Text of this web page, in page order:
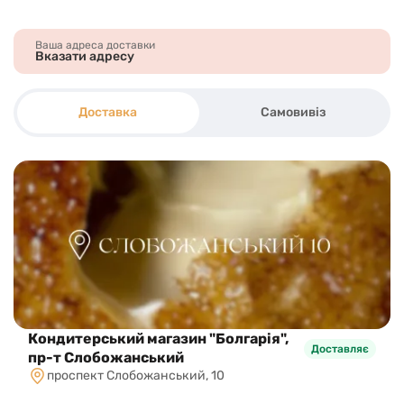
Ваша адреса доставки
Вказати адресу
Доставка Самовивіз
Кондитерський магазин "Болгарія",
пр-т Слобожанський
Доставляє
проспект Слобожанський, 10